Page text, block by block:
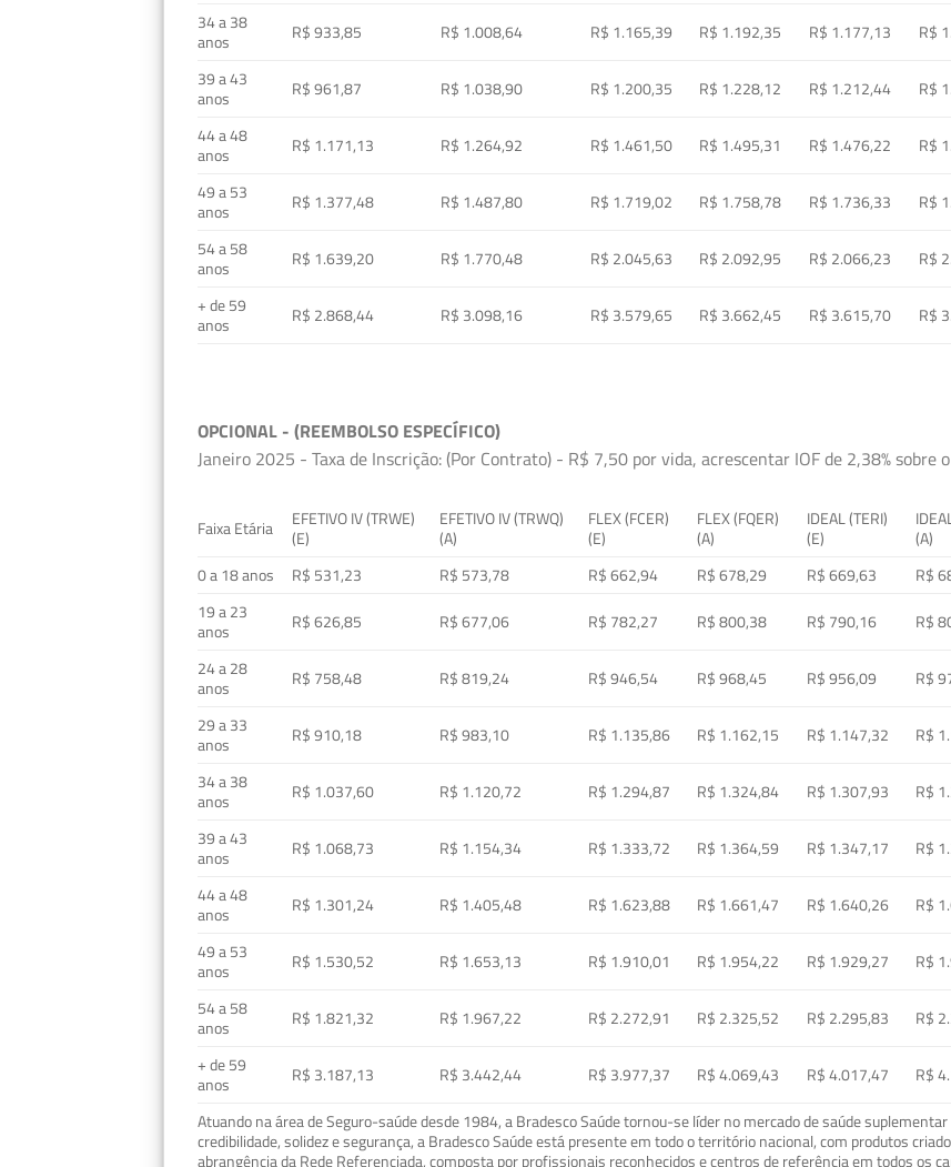
34 a 38
anos
R$ 933,85 R$ 1.008,64 R$ 1.165,39 R$ 1.192,35 R$ 1.177,13 R$
39 a 43
anos
R$ 961,87 R$ 1.038,90 R$ 1.200,35 R$ 1.228,12 R$ 1.212,44 R$
44 a 48
anos
R$ 1.171,13 R$ 1.264,92 R$ 1.461,50 R$ 1.495,31 R$ 1.476,22 R$
49 a 53
anos
R$ 1.377,48 R$ 1.487,80 R$ 1.719,02 R$ 1.758,78 R$ 1.736,33 R$
54 a 58
anos
R$ 1.639,20 R$ 1.770,48 R$ 2.045,63 R$ 2.092,95 R$ 2.066,23 R$
+ de 59
anos
R$ 2.868,44 R$ 3.098,16 R$ 3.579,65 R$ 3.662,45 R$ 3.615,70 R$
OPCIONAL - (REEMBOLSO ESPECÍFICO)
Janeiro 2025 - Taxa de Inscrição: (Por Contrato) - R$ 7,50 por vida, acrescentar IOF de 2,38% sobre
Faixa Etária
EFETIVO IV (TRWE)
(E)
EFETIVO IV (TRWQ)
(A)
FLEX (FCER)
(E)
FLEX (FQER)
(A)
IDEAL (TERI)
(E)
(A)
0 a 18 anos
R$ 531,23 R$ 573,78 R$ 662,94 R$ 678,29 R$ 669,63 R$
19 a 23
anos
R$ 626,85 R$ 677,06 R$ 782,27 R$ 800,38 R$ 790,16 R$
24 a 28
anos
R$ 758,48 R$ 819,24 R$ 946,54 R$ 968,45 R$ 956,09 R$
29 a 33
anos
R$ 910,18 R$ 983,10 R$ 1.135,86 R$ 1.162,15 R$ 1.147,32 R$
34 a 38
anos
R$ 1.037,60 R$ 1.120,72 R$ 1.294,87 R$ 1.324,84 R$ 1.307,93 R$
39 a 43
anos
R$ 1.068,73 R$ 1.154,34 R$ 1.333,72 R$ 1.364,59 R$ 1.347,17 R$
44 a 48
anos
R$ 1.301,24 R$ 1.405,48 R$ 1.623,88 R$ 1.661,47 R$ 1.640,26 R$
49 a 53
anos
R$ 1.530,52 R$ 1.653,13 R$ 1.910,01 R$ 1.954,22 R$ 1.929,27 R$
54 a 58
anos
R$ 1.821,32 R$ 1.967,22 R$ 2.272,91 R$ 2.325,52 R$ 2.295,83 R$
+ de 59
anos
R$ 3.187,13 R$ 3.442,44 R$ 3.977,37 R$ 4.069,43 R$ 4.017,47 R$
Atuando na área de Seguro-saúde desde 1984, a Bradesco Saúde tornou-se líder no mercado de saúde
credibilidade, solidez e segurança, a Bradesco Saúde está presente em todo o território nacional, com produtos
abrangência da Rede Referenciada, composta por profissionais reconhecidos e centros de referência em todos